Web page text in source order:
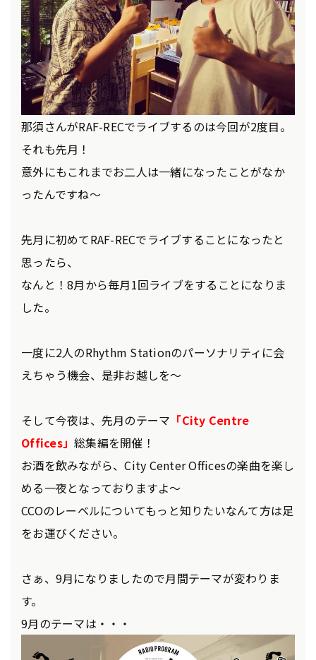
那須さんがRAF-RECでライブするのは今回が2度目。
それも先月！
意外にもこれまでお二人は一緒になったことがなか
ったんですね～
先月に初めてRAF-RECでライブすることになったと
思ったら、
なんと！8月から毎月1回ライブをすることになりま
した。
一度に2人のRhythm Stationのパーソナリティに会
えちゃう機会、是非お越しを～
そして今夜は、先月のテーマ 「City Centre
Offices」 総集編を開催！
お酒を飲みながら、City Center Officesの楽曲を楽し
める一夜となっておりますよ～
CCOのレーベルについてもっと知りたいなんて方は足
をお運びください。
さぁ、9月になりましたので月間テーマが変わりま
す。
9月のテーマは・・・